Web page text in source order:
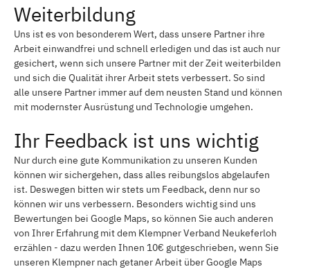
Weiterbildung
Uns ist es von besonderem Wert, dass unsere Partner ihre
Arbeit einwandfrei und schnell erledigen und das ist auch nur
gesichert, wenn sich unsere Partner mit der Zeit weiterbilden
und sich die Qualität ihrer Arbeit stets verbessert. So sind
alle unsere Partner immer auf dem neusten Stand und können
mit modernster Ausrüstung und Technologie umgehen.
Ihr Feedback ist uns wichtig
Nur durch eine gute Kommunikation zu unseren Kunden
können wir sichergehen, dass alles reibungslos abgelaufen
ist. Deswegen bitten wir stets um Feedback, denn nur so
können wir uns verbessern. Besonders wichtig sind uns
Bewertungen bei Google Maps, so können Sie auch anderen
von Ihrer Erfahrung mit dem Klempner Verband Neukeferloh
erzählen - dazu werden Ihnen 10€ gutgeschrieben, wenn Sie
unseren Klempner nach getaner Arbeit über Google Maps